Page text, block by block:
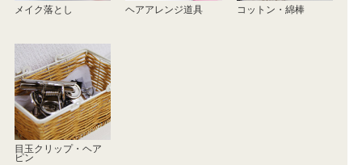
メイク落とし ヘアアレンジ道具 コットン・綿棒
目玉クリップ・ヘア
ピン